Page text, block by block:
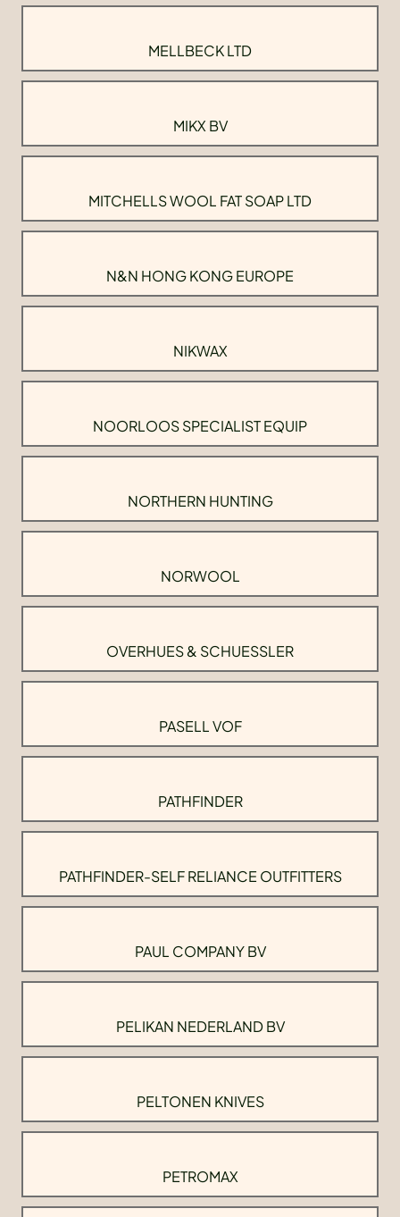
MELLBECK LTD
MIKX BV
MITCHELLS WOOL FAT SOAP LTD
N&N HONG KONG EUROPE
NIKWAX
NOORLOOS SPECIALIST EQUIP
NORTHERN HUNTING
NORWOOL
OVERHUES & SCHUESSLER
PASELL VOF
PATHFINDER
PATHFINDER-SELF RELIANCE OUTFITTERS
PAUL COMPANY BV
PELIKAN NEDERLAND BV
PELTONEN KNIVES
PETROMAX